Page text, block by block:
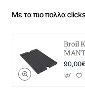
Με τα πιο πολλα clicks
Broil
90,00€